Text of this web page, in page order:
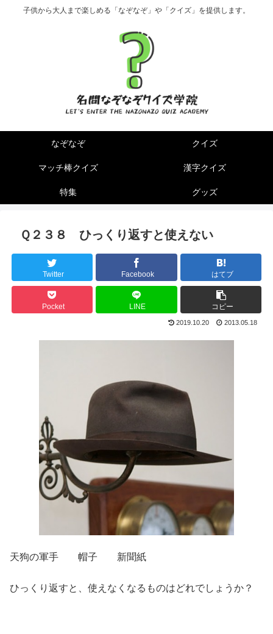
子供から大人まで楽しめる「なぞなぞ」や「クイズ」を提供します。
なぞなぞ クイズ
マッチ棒クイズ 漢字クイズ
特集 グッズ
Ｑ２３８ ひっくり返すと使えない
Twitter Facebook はてブ
Pocket LINE コピー
2019.10.20 2013.05.18
天狗の軍手 帽子 新聞紙
ひっくり返すと、使えなくなるものはどれでしょうか？